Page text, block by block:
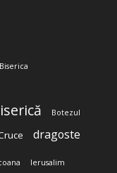
Biserica
Botezul
dragoste
Ierusalim